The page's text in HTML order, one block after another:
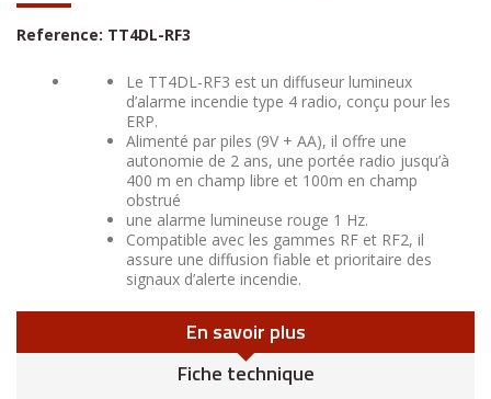
Reference: TT4DL-RF3
Le TT4DL-RF3 est un diffuseur lumineux
d’alarme incendie type 4 radio, conçu pour les
ERP.
Alimenté par piles (9V + AA), il offre une
autonomie de 2 ans, une portée radio jusqu’à
400 m en champ libre et 100m en champ
obstrué
une alarme lumineuse rouge 1 Hz.
Compatible avec les gammes RF et RF2, il
assure une diffusion fiable et prioritaire des
signaux d’alerte incendie.
En savoir plus
Fiche technique